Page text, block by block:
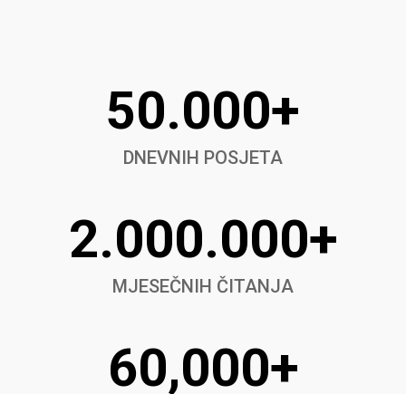
50.000+
DNEVNIH POSJETA
2.000.000+
MJESEČNIH ČITANJA
60,000+